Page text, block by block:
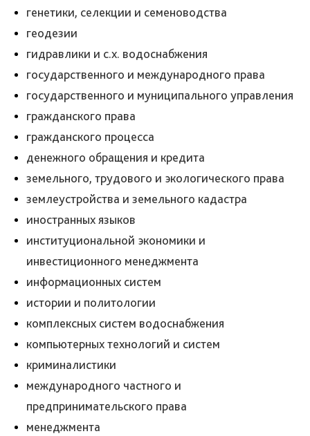
генетики, селекции и семеноводства
геодезии
гидравлики и с.х. водоснабжения
государственного и международного права
государственного и муниципального управления
гражданского права
гражданского процесса
денежного обращения и кредита
земельного, трудового и экологического права
землеустройства и земельного кадастра
иностранных языков
институциональной экономики и
инвестиционного менеджмента
информационных систем
истории и политологии
комплексных систем водоснабжения
компьютерных технологий и систем
криминалистики
международного частного и
предпринимательского права
менеджмента